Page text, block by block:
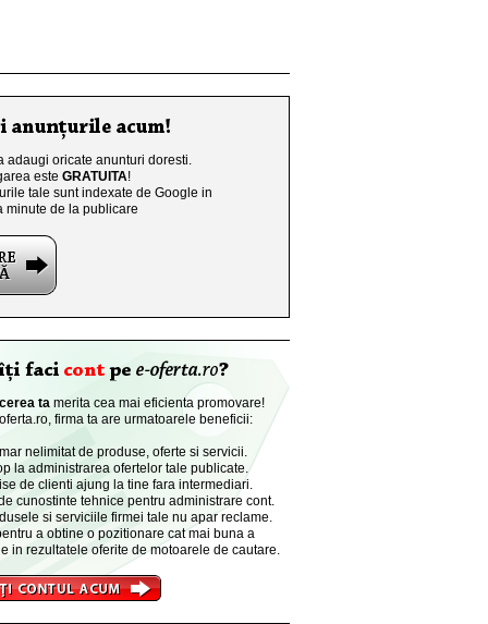
adaugi oricate anunturi doresti.
este GRATUITA!
tale sunt indexate de Google in
minute de la publicare
ta merita cea mai eficienta promovare!
firma ta are urmatoarele beneficii:
nelimitat de produse, oferte si servicii.
la administrarea ofertelor tale publicate.
de clienti ajung la tine fara intermediari.
cunostinte tehnice pentru administrare cont.
si serviciile firmei tale nu apar reclame.
a obtine o pozitionare cat mai buna a
in rezultatele oferite de motoarele de cautare.